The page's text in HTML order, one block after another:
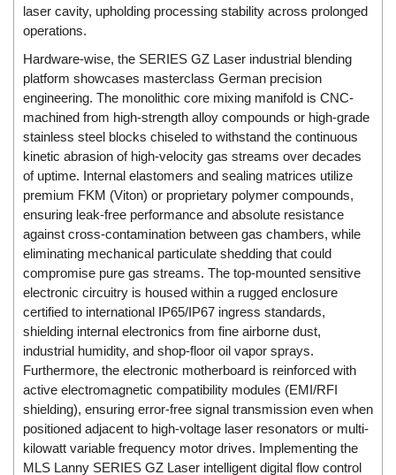
Earthtech
Eaton
EBMPAPST
ECKERLE
Ecom-EX
ECONEX
Edward
EES
EGE Elektronik
Eilersen Vietnam
Ekstrom-Carlson
Elands Cable Vietnam
Elap Vietnam
Electro Adda
Electro Industries
Electronic Design System S.R.L Vietnam
Electronics Inc. Viet Nam
laser cavity, upholding processing stability across prolonged
operations.
Hardware-wise, the SERIES GZ Laser industrial blending
platform showcases masterclass German precision
engineering. The monolithic core mixing manifold is CNC-
machined from high-strength alloy compounds or high-grade
stainless steel blocks chiseled to withstand the continuous
kinetic abrasion of high-velocity gas streams over decades
of uptime. Internal elastomers and sealing matrices utilize
premium FKM (Viton) or proprietary polymer compounds,
ensuring leak-free performance and absolute resistance
against cross-contamination between gas chambers, while
eliminating mechanical particulate shedding that could
compromise pure gas streams. The top-mounted sensitive
electronic circuitry is housed within a rugged enclosure
certified to international IP65/IP67 ingress standards,
shielding internal electronics from fine airborne dust,
industrial humidity, and shop-floor oil vapor sprays.
Furthermore, the electronic motherboard is reinforced with
active electromagnetic compatibility modules (EMI/RFI
shielding), ensuring error-free signal transmission even when
positioned adjacent to high-voltage laser resonators or multi-
kilowatt variable frequency motor drives. Implementing the
MLS Lanny SERIES GZ Laser intelligent digital flow control